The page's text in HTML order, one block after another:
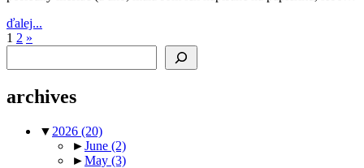
ďalej...
Posts
1 2 Next
»
archives
▼ 2026 (20)
►June (2)
►May (3)